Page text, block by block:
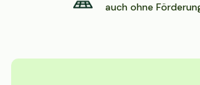
auch ohne